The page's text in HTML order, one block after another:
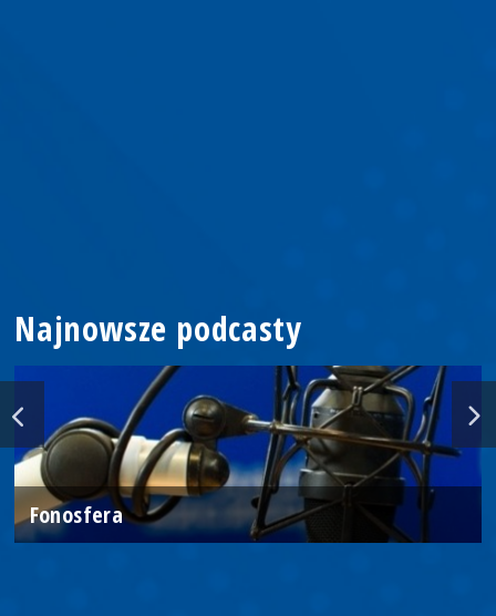
Najnowsze podcasty
Fonosfera